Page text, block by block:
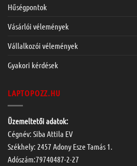
Hűségpontok
Vásárlói vélemények
Vállalkozói vélemények
Gyakori kérdések
LAPTOPOZZ.HU
Üzemeltetői adatok:
Cégnév: Siba Attila EV
Székhely: 2457 Adony Esze Tamás 1.
Adószám:79740487-2-27